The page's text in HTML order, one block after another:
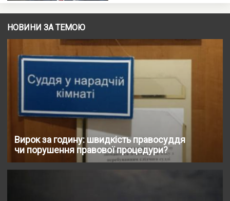
НОВИНИ ЗА ТЕМОЮ
Вирок за годину: швидкість правосуддя
чи порушення правової процедури?